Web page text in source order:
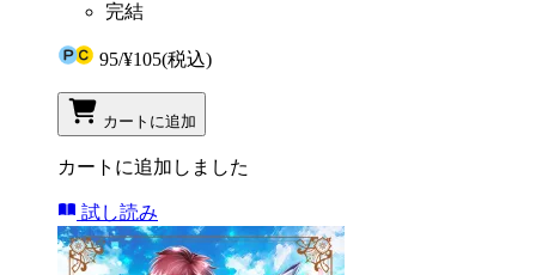
完結
95/¥105(税込)
カートに追加
カートに追加しました
試し読み